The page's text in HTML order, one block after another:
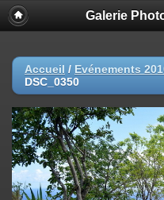
Galerie
Accueil / Evénements
DSC_0350